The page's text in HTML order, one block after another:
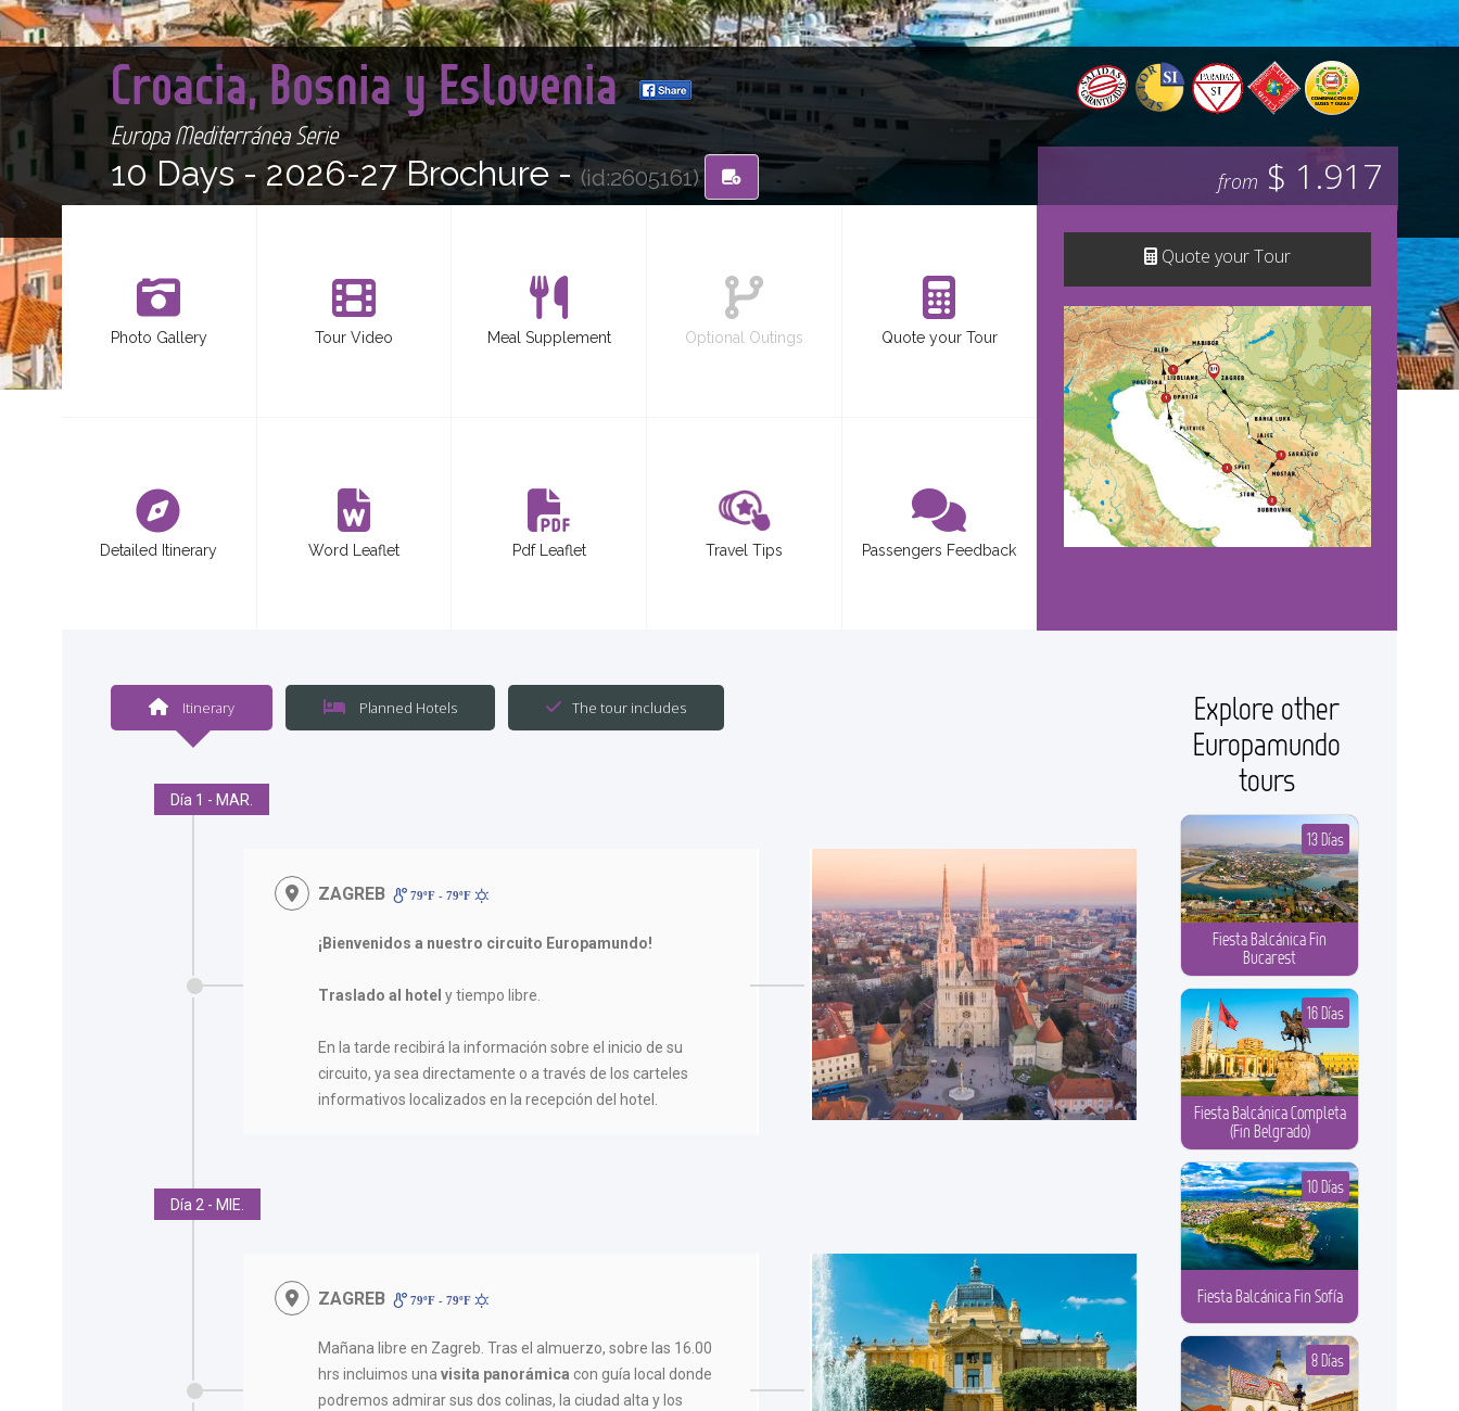
Croacia, Bosnia y Eslovenia
Europa Mediterránea Serie
10 Days -2026-27 Brochure -(id:2605161)
Photo Gallery Tour Video Meal Supplement Optional Outings Quote your Tour
Detailed Itinerary Word Leaflet Pdf Leaflet Travel Tips Passengers Feedback
from $ 1.917
Quote your Tour
Itinerary Planned Hotels The tour includes
Día 1 - MAR.
ZAGREB 79ºF - 79ºF
¡Bienvenidos a nuestro circuito Europamundo!
Traslado al hotel y tiempo libre.
En la tarde recibirá la información sobre el inicio de su
circuito, ya sea directamente o a través de los carteles
informativos localizados en la recepción del hotel.
Día 2 - MIE.
ZAGREB 79ºF - 79ºF
Mañana libre en Zagreb. Tras el almuerzo, sobre las 16.00
hrs incluimos unavisita panorámica con guía local donde
podremos admirar sus dos colinas, la ciudad alta y los
Explore other
Europamundo
tours
Fiesta Balcánica Fin
Bucarest
13 Días
Fiesta Balcánica Completa
(Fin Belgrado)
16 Días
Fiesta Balcánica Fin Sofía
10 Días
8 Días